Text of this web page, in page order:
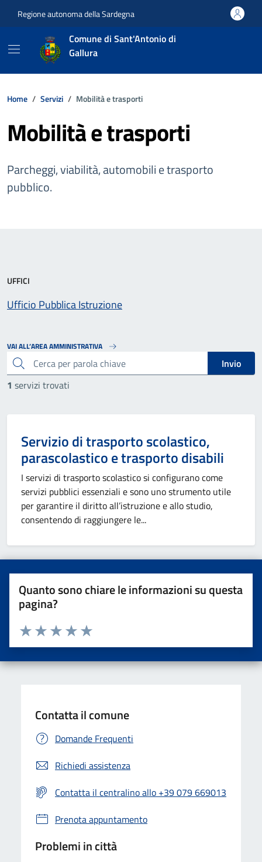
Regione autonoma della Sardegna
Comune di Sant'Antonio di
Gallura
Home Servizi Mobilità e trasporti
Mobilità e trasporti
Parcheggi, viabilità, automobili e trasporto
pubblico.
cerca
Invio
1 servizi trovati
Categoria:
Servizio di trasporto scolastico,
parascolastico e trasporto disabili
I servizi di trasporto scolastico si configurano come
servizi pubblici essenziali e sono uno strumento utile
per garantire il diritto all’istruzione e allo studio,
consentendo di raggiungere le...
UFFICI
Ufficio Pubblica Istruzione
VAI ALL’AREA AMMINISTRATIVA
Quanto sono chiare le informazioni su questa
pagina?
Valuta da 1 a 5 stelle la pagina
Valuta 5 stelle su 5
Valuta 4 stelle su 5
Valuta 3 stelle su 5
Valuta 2 stelle su 5
Valuta una stella su 5
Contatta il comune
Domande Frequenti
Richiedi assistenza
Contatta il centralino allo +39 079 669013
Prenota appuntamento
Problemi in città